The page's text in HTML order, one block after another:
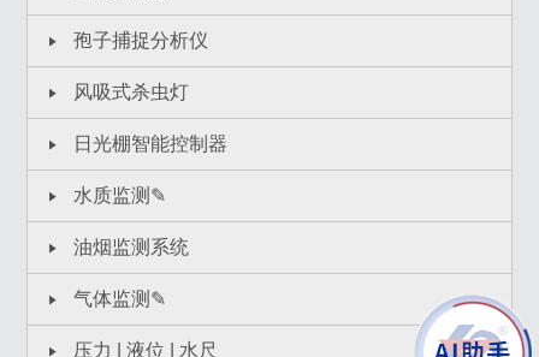
孢子捕捉分析仪
风吸式杀虫灯
日光棚智能控制器
水质监测✎
油烟监测系统
气体监测✎
压力 | 液位 | 水尺